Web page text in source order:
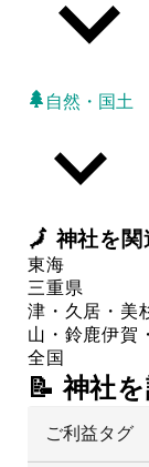
自然・国土
🗾神社を
東海
三重県
津・久居・美
山・鈴鹿伊賀
全国
📝 神社
ご利益タグ